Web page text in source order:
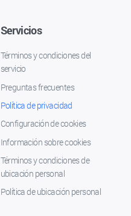
Servicios
Términos y condiciones del
servicio
Preguntas frecuentes
Política de privacidad
Configuración de cookies
Información sobre cookies
Términos y condiciones de
ubicación personal
Política de ubicación personal